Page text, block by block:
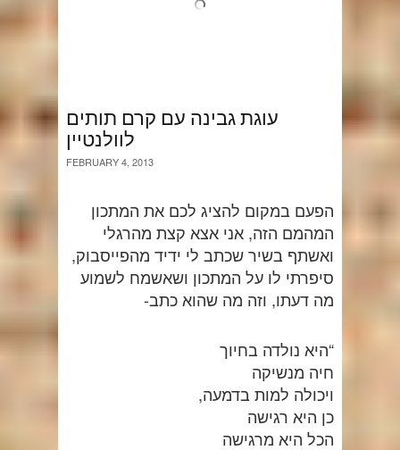
עוגת גבינה עם קרם תותים
לוולנטיין
FEBRUARY 4, 2013
הפעם במקום להציג לכם את המתכון
המהמם הזה, אני אצא קצת מהרגלי
ואשתף בשיר שכתב לי ידיד מהפייסבוק,
סיפרתי לו על המתכון ושאשמח לשמוע
מה דעתו, וזה מה שהוא כתב-
“היא נולדה בחיוך
חיה מנשיקה
ויכולה למות בדמעה,
כן היא רגישה
הכל היא מרגישה